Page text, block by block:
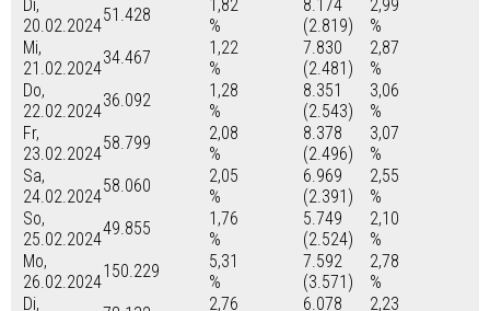
Di,
20.02.2024
51.428
1,82
%
8.174
(2.819)
2,99
%
Mi,
21.02.2024
34.467
1,22
%
7.830
(2.481)
2,87
%
Do,
22.02.2024
36.092
1,28
%
8.351
(2.543)
3,06
%
Fr,
23.02.2024
58.799
2,08
%
8.378
(2.496)
3,07
%
Sa,
24.02.2024
58.060
2,05
%
6.969
(2.391)
2,55
%
So,
25.02.2024
49.855
1,76
%
5.749
(2.524)
2,10
%
Mo,
26.02.2024
150.229
5,31
%
7.592
(3.571)
2,78
%
Di,
2,76
6.078
2,23